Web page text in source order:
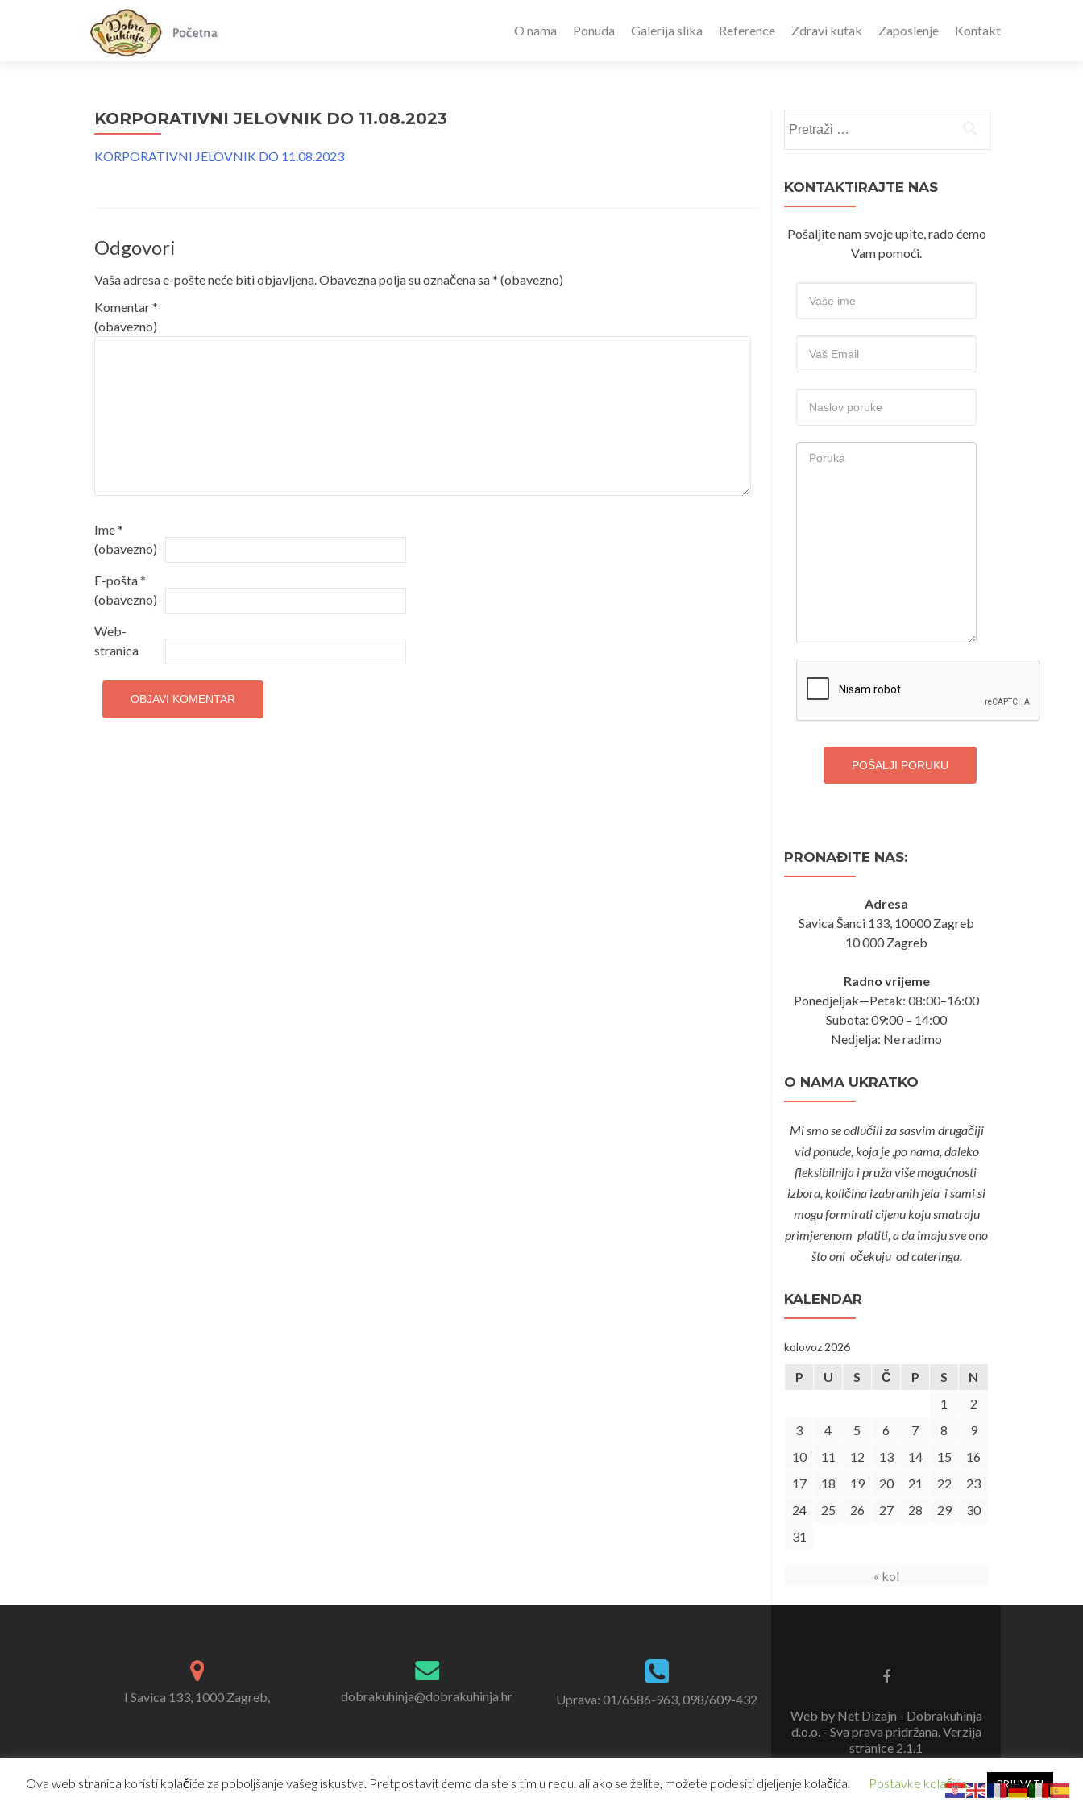
O nama Ponuda Galerija slika Reference Zdravi kutak Zaposlenje Kontakt
KORPORATIVNI JELOVNIK DO 11.08.2023
KORPORATIVNI JELOVNIK DO 11.08.2023
Odgovori
Vaša adresa e-pošte neće biti objavljena.Obavezna polja su označena sa* (obavezno)
Komentar*
(obavezno)
Ime*
(obavezno)
E-pošta*
(obavezno)
Web-
stranica
KONTAKTIRAJTE NAS
Pošaljite nam svoje upite, rado ćemo
Vam pomoći.
POŠALJI PORUKU
PRONAĐITE NAS:
Adresa
Savica Šanci 133, 10000 Zagreb
10 000 Zagreb
Radno vrijeme
Ponedjeljak—Petak: 08:00–16:00
Subota: 09:00 – 14:00
Nedjelja: Ne radimo
O NAMA UKRATKO
Mi smo se odlučili za sasvim drugačiji
vid ponude, koja je ,po nama, daleko
fleksibilnija i pruža više mogućnosti
izbora, količina izabranih jela i sami si
mogu formirati cijenu koju smatraju
primjerenom platiti, a da imaju sve ono
što oni očekuju od cateringa.
KALENDAR
kolovoz 2026
P U S Č P S
N
1
2
3
4 5 6 7 8
9
10
11 12 13 14 15
16
17
18 19 20 21 22
23
24
25 26 27 28 29
30
31
« kol
I Savica 133, 1000 Zagreb, dobrakuhinja@dobrakuhinja.hr
Uprava: 01/6586-963, 098/609-432
Web by Net Dizajn - Dobrakuhinja
d.o.o. - Sva prava pridržana. Verzija
stranice 2.1.1
Ova web stranica koristi kolačiće za poboljšanje vašeg iskustva. Pretpostavit ćemo da ste s tim u redu, ali ako se želite, možete podesiti djeljenje kolačića. Postavke kolačića PRIHVATI